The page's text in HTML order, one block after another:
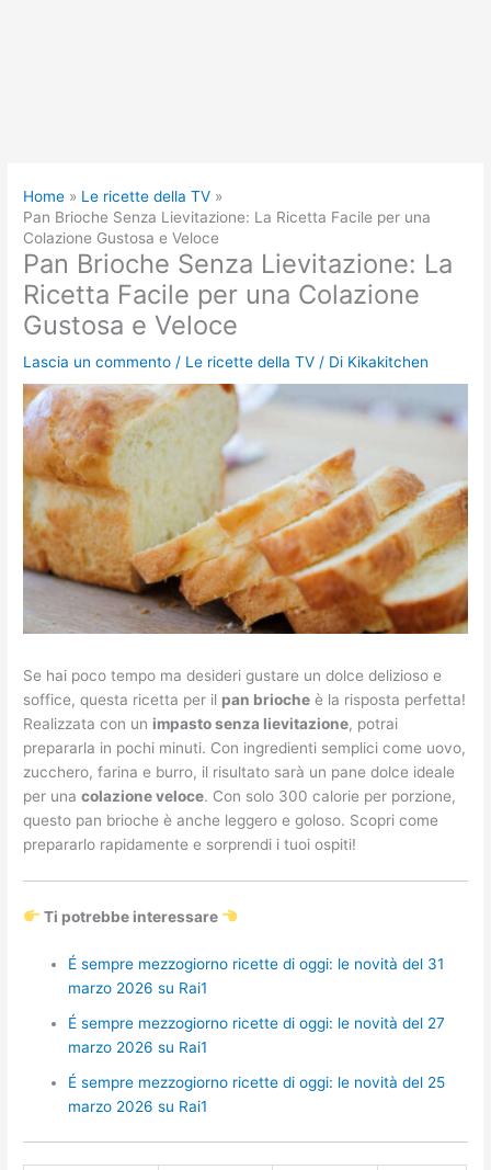
Home
Le ricette della TV
Pan Brioche Senza Lievitazione: La Ricetta Facile per una
Colazione Gustosa e Veloce
Pan Brioche Senza Lievitazione: La
Ricetta Facile per una Colazione
Gustosa e Veloce
Lascia un commento / Le ricette della TV / Di Kikakitchen
Se hai poco tempo ma desideri gustare un dolce delizioso e
soffice, questa ricetta per il pan brioche è la risposta perfetta!
Realizzata con un impasto senza lievitazione, potrai
prepararla in pochi minuti. Con ingredienti semplici come uovo,
zucchero, farina e burro, il risultato sarà un pane dolce ideale
per unacolazione veloce. Con solo 300 calorie per porzione,
questo pan brioche è anche leggero e goloso. Scopri come
prepararlo rapidamente e sorprendi i tuoi ospiti!
Ti potrebbe interessare
É sempre mezzogiorno ricette di oggi: le novità del 31
marzo 2026 su Rai1
É sempre mezzogiorno ricette di oggi: le novità del 27
marzo 2026 su Rai1
É sempre mezzogiorno ricette di oggi: le novità del 25
marzo 2026 su Rai1